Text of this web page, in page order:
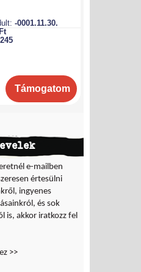
e-mailben
értesülni
ingyenes
és sok
is, akkor iratkozz fel
>>